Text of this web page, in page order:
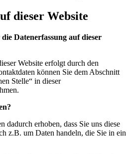
dieser Website
Datenerfassung auf dieser
Website erfolgt durch den
können Sie dem Abschnitt
Stelle“ in dieser
dadurch erhoben, dass Sie uns diese
z.B. um Daten handeln, die Sie in ein